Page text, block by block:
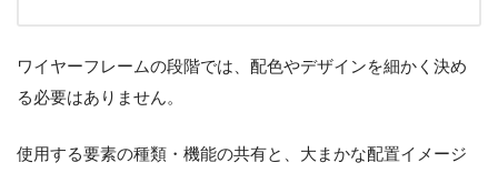
ワイヤーフレームの段階では、配色やデザインを細かく決め
る必要はありません。
使用する要素の種類・機能の共有と、大まかな配置イメージ